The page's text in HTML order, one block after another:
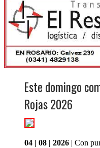
Este domingo
Rojas 2026
04 | 08 | 2026 | Con